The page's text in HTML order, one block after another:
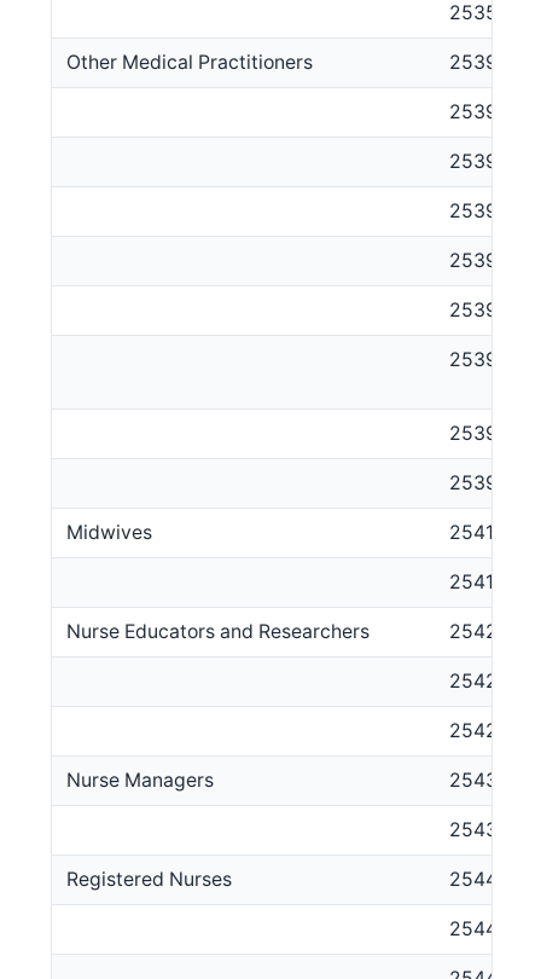
253521
Other Medical Practitioners 2539
253911
253912
253913
253914
253915
253917
253918
253999
Midwives 2541
254111
Nurse Educators and Researchers 2542
254211
254212
Nurse Managers 2543
254311
Registered Nurses 2544
254411